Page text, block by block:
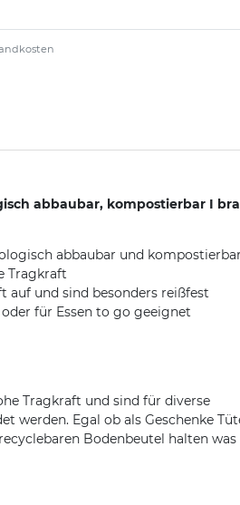
abbaubar, kompostierbar I
abbaubar und kompostierbar
Tragkraft
auf und sind besonders reißfest
für Essen to go geeignet
Tragkraft und sind für diverse
werden. Egal ob als Geschenke
Bodenbeutel halten was